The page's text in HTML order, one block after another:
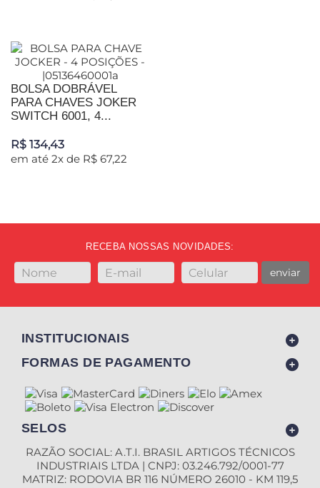
BOLSA DOBRÁVEL
PARA CHAVES JOKER
SWITCH 6001, 4...
R$ 134,43
em até 2x de R$ 67,22
RECEBA NOSSAS NOVIDADES:
enviar
INSTITUCIONAIS
FORMAS DE PAGAMENTO
SELOS
RAZÃO SOCIAL: A.T.I. BRASIL ARTIGOS TÉCNICOS
INDUSTRIAIS LTDA | CNPJ: 03.246.792/0001-77
MATRIZ: RODOVIA BR 116 NÚMERO 26010 - KM 119,5